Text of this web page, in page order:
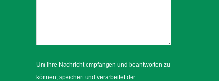
Um Ihre Nachricht empfangen und beantworten zu
können, speichert und verarbeitet der